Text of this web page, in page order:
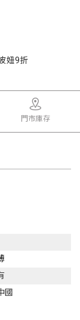
妞9折
門市庫存
國